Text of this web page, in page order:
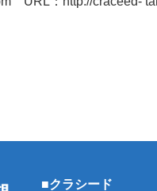
■クラシード